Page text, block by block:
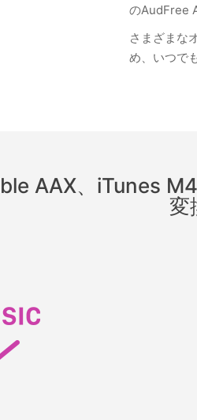
のAudFree
さまざまな
め、いつで
AAX、iTunes
変